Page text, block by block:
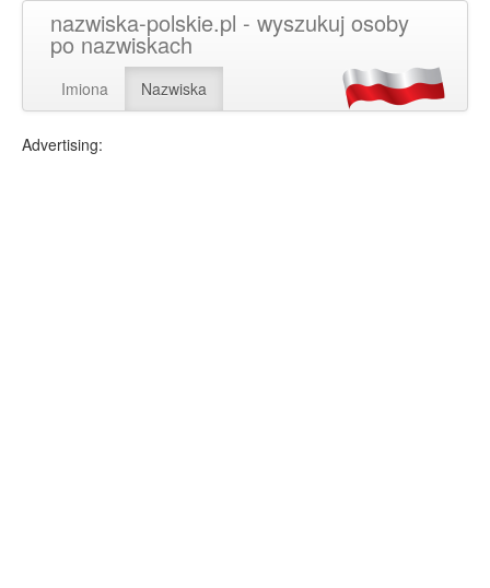
nazwiska-polskie.pl - wyszukuj osoby
po nazwiskach
Imiona Nazwiska
Advertising: